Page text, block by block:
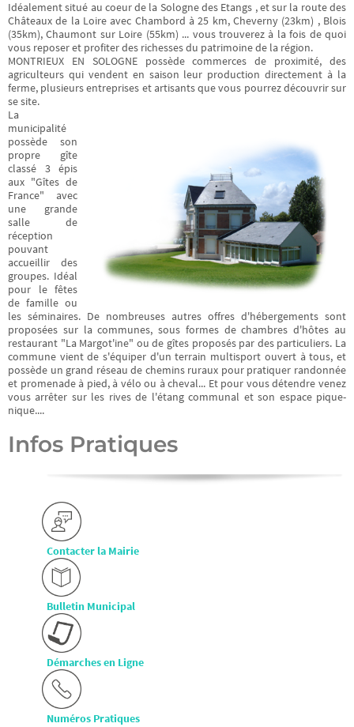
Promenade
4 circuits de 4 à 22
km et plus de 30 km
de chemins balisés,
serpentant au
milieux des forêts,
plaines, rivières et
étangs de Sologne...
Découvrir
Idéalement situé au coeur de la Sologne des Etangs , et sur la route des
Châteaux de la Loire avec Chambord à 25 km, Cheverny (23km) , Blois
(35km), Chaumont sur Loire (55km) ... vous trouverez à la fois de quoi
vous reposer et profiter des richesses du patrimoine de la région.
MONTRIEUX EN SOLOGNE possède commerces de proximité, des
agriculteurs qui vendent en saison leur production directement à la
ferme, plusieurs entreprises et artisants que vous pourrez découvrir sur
se site.
La
municipalité
possède son
propre gîte
classé 3 épis
aux "Gîtes de
France" avec
une grande
salle de
réception
pouvant
accueillir des
groupes. Idéal
pour le fêtes
de famille ou
les séminaires. De nombreuses autres offres d'hébergements sont
proposées sur la communes, sous formes de chambres d'hôtes au
restaurant "La Margot'ine" ou de gîtes proposés par des particuliers. La
commune vient de s'équiper d'un terrain multisport ouvert à tous, et
possède un grand réseau de chemins ruraux pour pratiquer randonnée
et promenade à pied, à vélo ou à cheval... Et pour vous détendre venez
vous arrêter sur les rives de l'étang communal et son espace pique-
nique....
Infos Pratiques
Contacter la Mairie
Bulletin Municipal
Démarches en Ligne
Numéros Pratiques